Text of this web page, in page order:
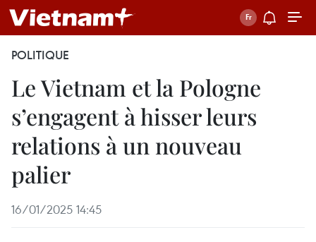
POLITIQUE
Le Vietnam et la Pologne
s’engagent à hisser leurs
relations à un nouveau
palier
16/01/2025 14:45